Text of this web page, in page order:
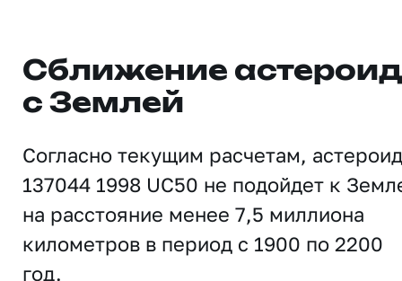
Сближение
с Землей
Согласно текущим расчетам, астероид
137044 1998 UC50 не подойдет к
на расстояние менее 7,5 миллиона
километров в период с 1900 по 2200
год.